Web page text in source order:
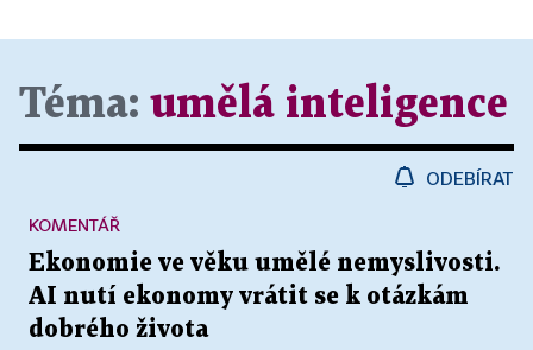
Téma: umělá inteligence
ODEBÍRAT
Ekonomie ve věku umělé nemyslivosti.
AI nutí ekonomy vrátit se k otázkám
dobrého života
KOMENTÁŘ